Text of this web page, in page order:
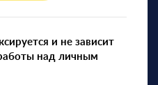
и не зависит
над личным